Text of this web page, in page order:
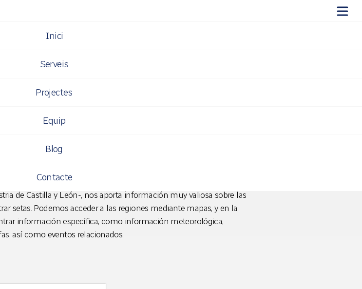
Inici
Serveis
Projectes
Equip
Blog
Contacte
de micología en
por las Diputaciones provinciales de Castilla y León y la Junta
desarrollado conjuntamente con
de Castilla y León-, nos aporta información muy valiosa sobre las
setas. Podemos acceder a las regiones mediante mapas, y en la
información específica, como información meteorológica,
así como eventos relacionados.